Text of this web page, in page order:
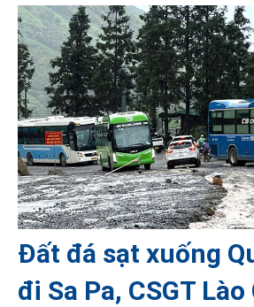
Đất đá sạt xuống
đi Sa Pa, CSGT Lào